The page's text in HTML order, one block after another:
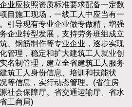
业应按照资质标准要求配备一定数
目施工现场，一线工人中应当有一
引导现有专业企业做专做精，增强
企业转型发展，支持劳务班组成立
、钢筋制作等专业企业，逐步实现
管理，稳定和扩大建筑工人就业创
名制管理，建立全省建筑工人服务
筑工人身份信息、培训和技能状
等信息，实行动态管理。(省住房
社会保障厅、省交通运输厅、省水
工商局)